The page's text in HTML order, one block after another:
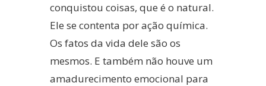
conquistou coisas, que é o natural.
Ele se contenta por ação química.
Os fatos da vida dele são os
mesmos. E também não houve um
amadurecimento emocional para